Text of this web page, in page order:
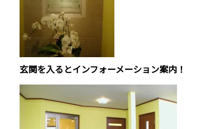
玄関を入るとインフォーメーション案内！